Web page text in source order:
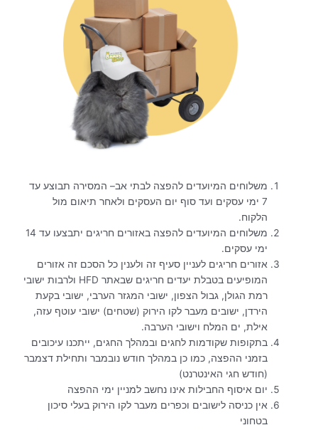
משלוחים המיועדים להפצה לבתי אב– המסירה תבוצע עד
7 ימי עסקים ועד סוף יום העסקים ולאחר תיאום מול
הלקוח.
משלוחים המיועדים להפצה באזורים חריגים יתבצעו עד 14
ימי עסקים.
אזורים חריגים לעניין סעיף זה ולענין כל הסכם זה אזורים
המופיעים בטבלת יעדים חריגים שבאתר HFD ולרבות ישובי
רמת הגולן, גבול הצפון, ישובי המגזר הערבי, ישובי בקעת
הירדן, ישובים מעבר לקו הירוק (שטחים) ישובי עוטף עזה,
אילת, ים המלח וישובי הערבה.
בתקופות שקודמות לחגים ובמהלך החגים, ייתכנו עיכובים
בזמני ההפצה, כמו כן במהלך חודש נובמבר ותחילת דצמבר
(חודש חגי האינטרנט)
יום איסוף החבילות אינו נחשב למניין ימי ההפצה
אין כניסה לישובים וכפרים מעבר לקו הירוק בעלי סיכון
בטחוני